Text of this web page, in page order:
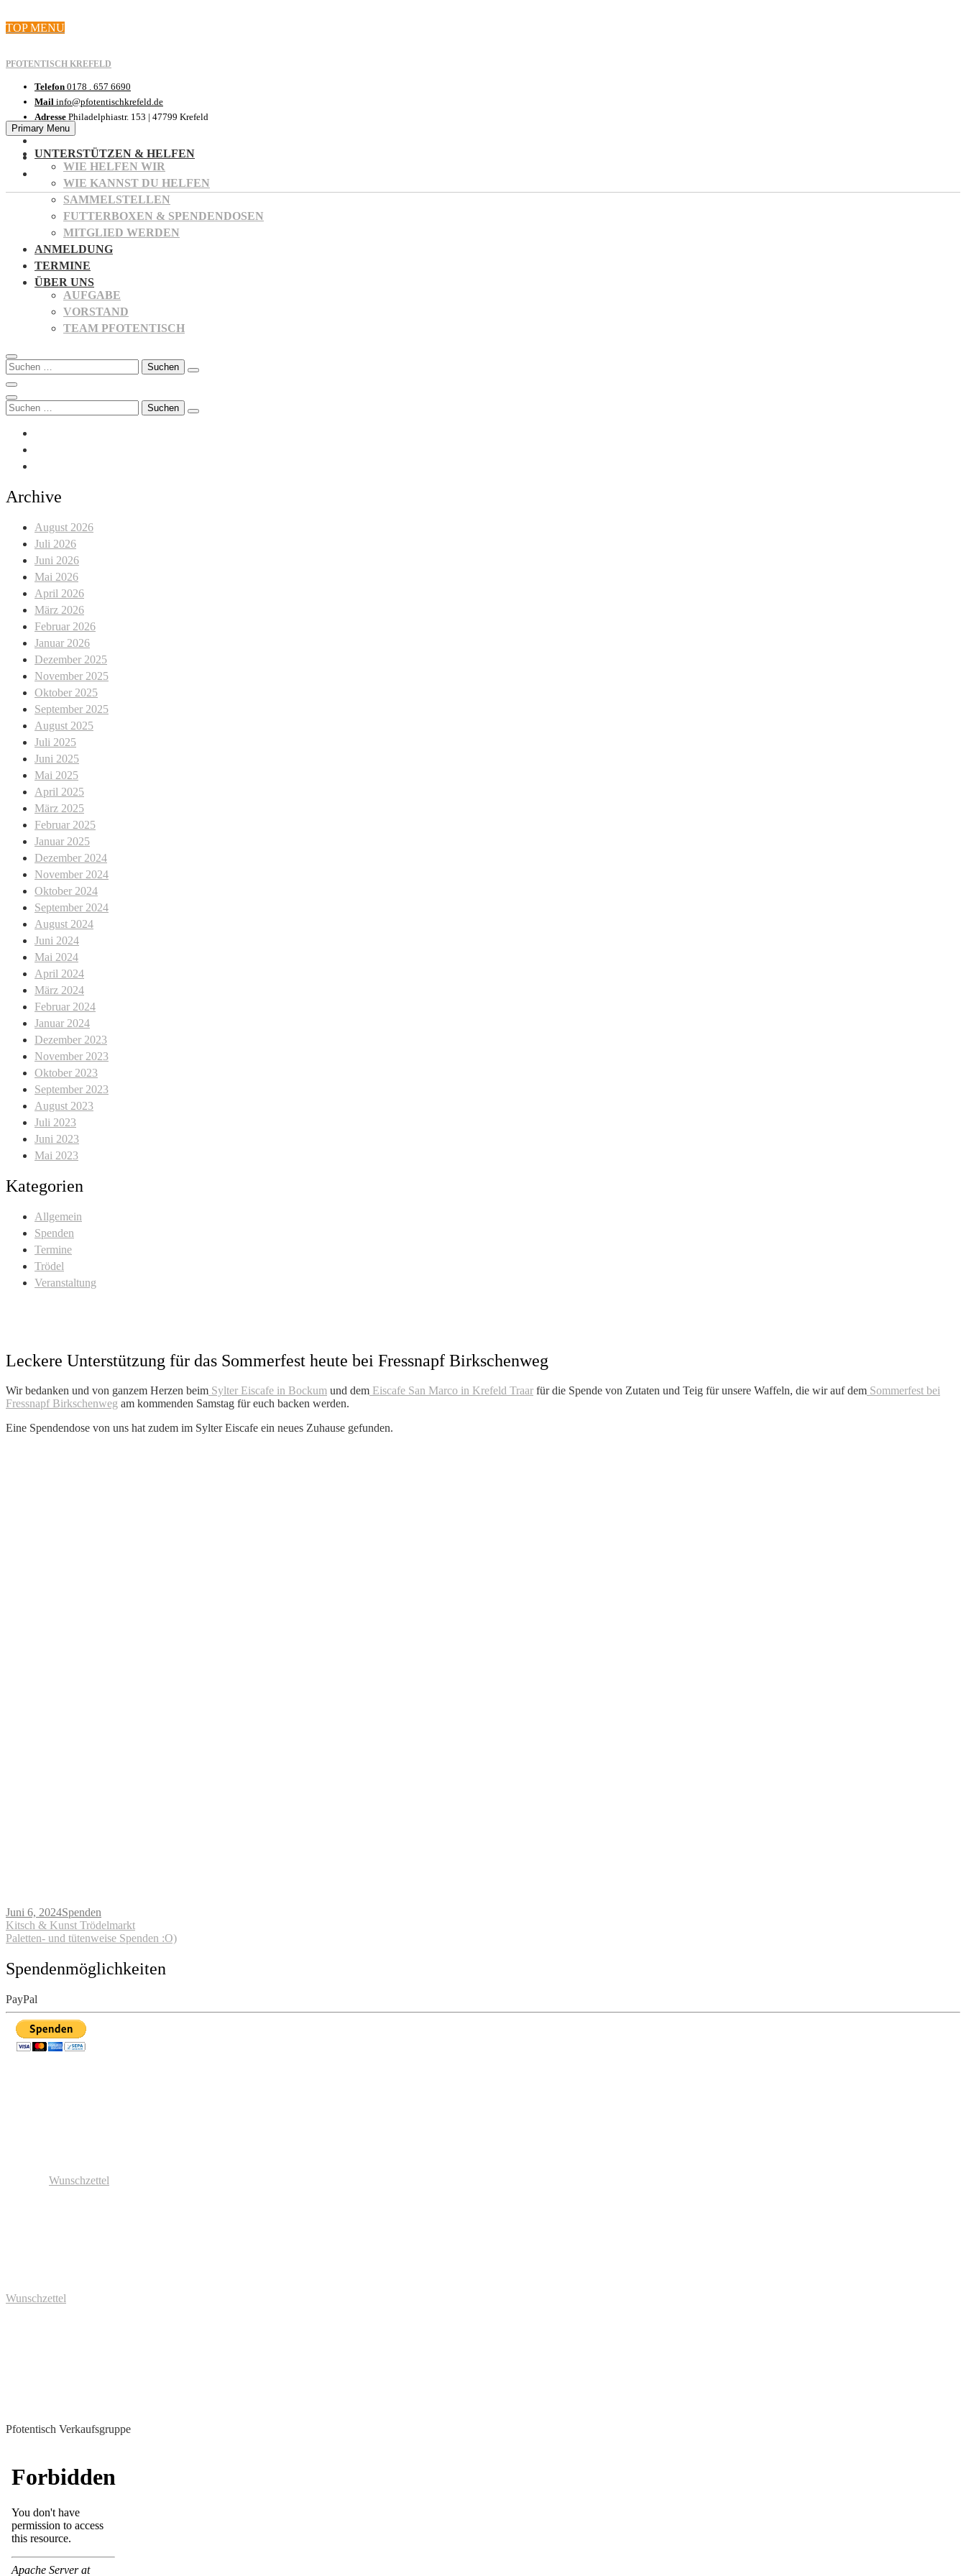
Skip
TOP MENU
PFOTENTISCH KREFELD
Telefon 0178 . 657 6690
Mail info@pfotentischkrefeld.de
Adresse Philadelphiastr. 153 | 47799 Krefeld
Primary Menu
UNTERSTÜTZEN & HELFEN
WIE HELFEN WIR
WIE KANNST DU HELFEN
SAMMELSTELLEN
FUTTERBOXEN & SPENDENDOSEN
MITGLIED WERDEN
ANMELDUNG
TERMINE
ÜBER UNS
AUFGABE
VORSTAND
TEAM PFOTENTISCH
Suchen
nach:
Suchen
nach:
Archive
August 2026
Juli 2026
Juni 2026
Mai 2026
April 2026
März 2026
Februar 2026
Januar 2026
Dezember 2025
November 2025
Oktober 2025
September 2025
August 2025
Juli 2025
Juni 2025
Mai 2025
April 2025
März 2025
Februar 2025
Januar 2025
Dezember 2024
November 2024
Oktober 2024
September 2024
August 2024
Juni 2024
Mai 2024
April 2024
März 2024
Februar 2024
Januar 2024
Dezember 2023
November 2023
Oktober 2023
September 2023
August 2023
Juli 2023
Juni 2023
Mai 2023
Kategorien
Allgemein
Spenden
Termine
Trödel
Veranstaltung
Leckere Unterstützung für das Sommerfest heute bei Fressnapf Birkschenweg
Wir bedanken und von ganzem Herzen beim Sylter Eiscafe in Bockum und dem Eiscafe San Marco in Krefeld Traar für die Spende von Zutaten und Teig für unsere Waffeln, die wir auf dem Sommerfest bei
Fressnapf Birkschenweg am kommenden Samstag für euch backen werden.
Eine Spendendose von uns hat zudem im Sylter Eiscafe ein neues Zuhause gefunden.
Juni 6, 2024Spenden
Beitragsnavigation
Kitsch & Kunst Trödelmarkt
Paletten- und tütenweise Spenden :O)
Spendenmöglichkeiten
PayPal
Wunschzettel
Wunschzettel
Pfotentisch Verkaufsgruppe